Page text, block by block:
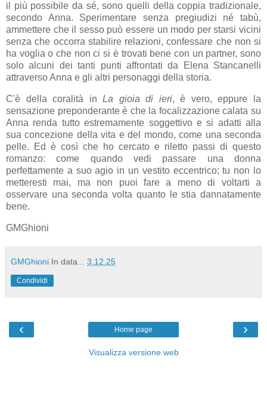
il più possibile da sé, sono quelli della coppia tradizionale,
secondo Anna. Sperimentare senza pregiudizi né tabù,
ammettere che il sesso può essere un modo per starsi vicini
senza che occorra stabilire relazioni, confessare che non si
ha voglia o che non ci si è trovati bene con un partner, sono
solo alcuni dei tanti punti affrontati da Elena Stancanelli
attraverso Anna e gli altri personaggi della storia.
C'è della coralità inLa gioia di ieri, è vero, eppure la
sensazione preponderante è che la focalizzazione calata su
Anna renda tutto estremamente soggettivo e si adatti alla
sua concezione della vita e del mondo, come una seconda
pelle. Ed è così che ho cercato e riletto passi di questo
romanzo: come quando vedi passare una donna
perfettamente a suo agio in un vestito eccentrico; tu non lo
metteresti mai, ma non puoi fare a meno di voltarti a
osservare una seconda volta quanto le stia dannatamente
bene.
GMGhioni
GMGhioni In data... 3.12.25
Condividi
‹ ›
Home page
Visualizza versione web